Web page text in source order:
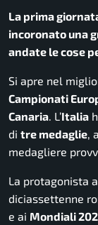
La prima
incoronato una
andate le cose
Si apre nel
Campionati
Canaria. L’Italia
di tre medaglie,
medagliere
La protagonista
diciassettenne
e ai Mondiali